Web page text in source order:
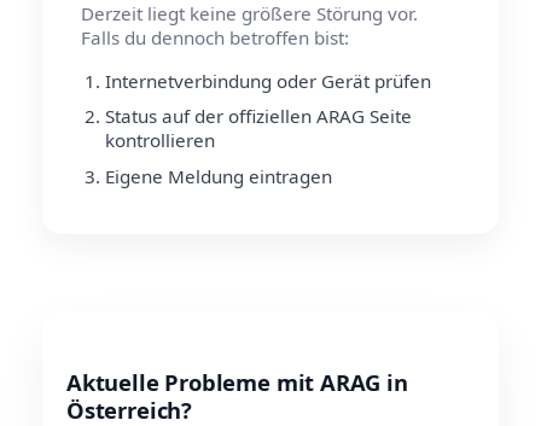
Derzeit liegt keine größere Störung vor.
Falls du dennoch betroffen bist:
Internetverbindung oder Gerät prüfen
Status auf der offiziellen ARAG Seite
kontrollieren
Eigene Meldung eintragen
Aktuelle Probleme mit ARAG in
Österreich?